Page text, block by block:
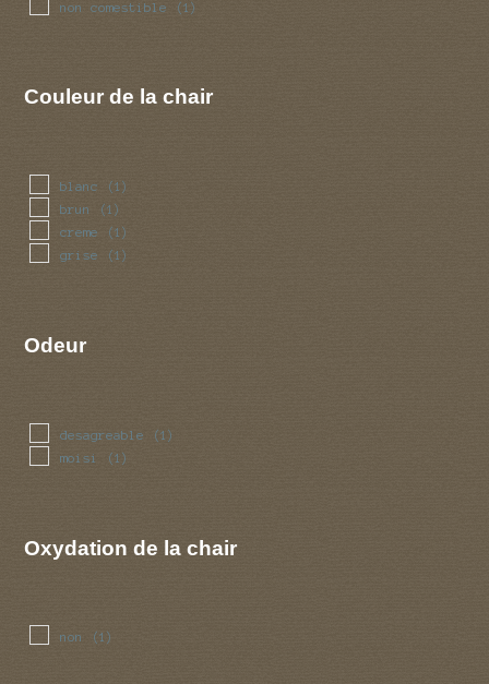
non comestible (1)
Couleur de la chair
blanc (1)
brun (1)
creme (1)
grise (1)
Odeur
desagreable (1)
moisi (1)
Oxydation de la chair
non (1)